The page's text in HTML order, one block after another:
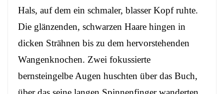
Hals, auf dem ein schmaler, blasser Kopf ruhte.
Die glänzenden, schwarzen Haare hingen in
dicken Strähnen bis zu dem hervorstehenden
Wangenknochen. Zwei fokussierte
bernsteingelbe Augen huschten über das Buch,